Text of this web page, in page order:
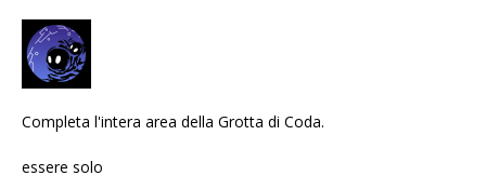
Completa l'intera area della Grotta di Coda.
essere solo